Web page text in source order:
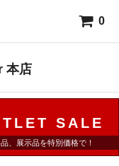
0
本店
SALE
、展示品を特別価格で！